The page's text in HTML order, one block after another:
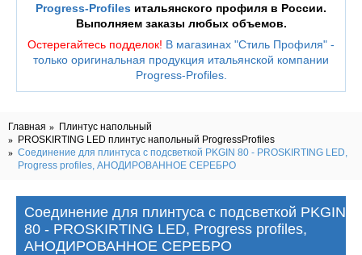
Progress-Profiles итальянского профиля в России.
Выполняем заказы любых объемов.
Остерегайтесь подделок! В магазинах "Стиль Профиля" -
только оригинальная продукция итальянской компании
Progress-Profiles.
Главная
Плинтус напольный
PROSKIRTING LED плинтус напольный ProgressProfiles
Соединение для плинтуса с подсветкой PKGIN 80 - PROSKIRTING LED,
Progress profiles, АНОДИРОВАННОЕ СЕРЕБРО
Соединение для плинтуса с подсветкой PKGIN
80 - PROSKIRTING LED, Progress profiles,
АНОДИРОВАННОЕ СЕРЕБРО